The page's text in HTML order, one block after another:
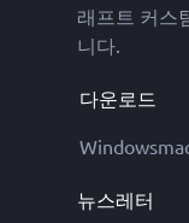
래프트 커스
니다.
다운로드
Windows
뉴스레터